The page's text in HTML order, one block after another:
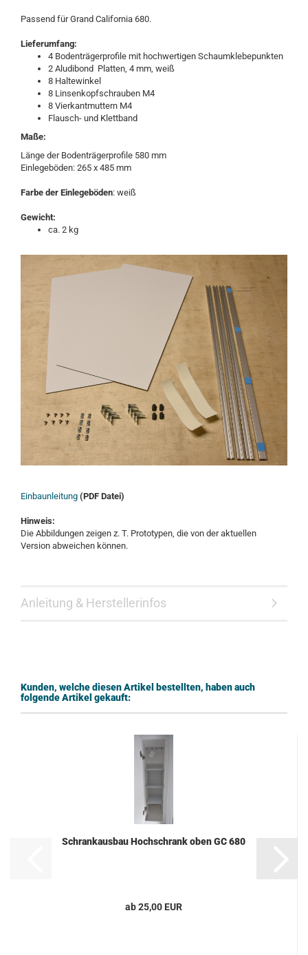
Passend für Grand California 680.
Lieferumfang:
4 Bodenträgerprofile mit hochwertigen Schaumklebepunkten
2 Aludibond Platten, 4 mm, weiß
8 Haltewinkel
8 Linsenkopfschrauben M4
8 Vierkantmuttern M4
Flausch- und Klettband
Maße:
Länge der Bodenträgerprofile 580 mm
Einlegeböden: 265 x 485 mm
Farbe der Einlegeböden: weiß
Gewicht:
ca. 2 kg
Einbaunleitung (PDF Datei)
Hinweis:
Die Abbildungen zeigen z. T. Prototypen, die von der aktuellen
Version abweichen können.
Anleitung & Herstellerinfos
Kunden, welche diesen Artikel bestellten, haben auch
folgende Artikel gekauft:
Schrankausbau Hochschrank oben GC 680
ab 25,00 EUR